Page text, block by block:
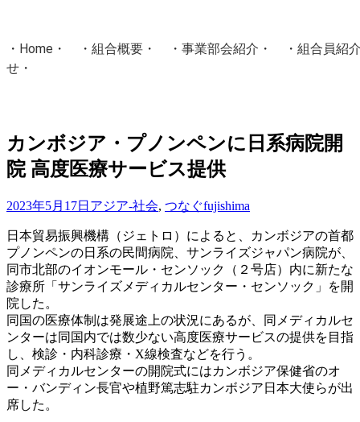
・ Home ・ ・ 組合概要 ・ ・ 事業部会紹介 ・ ・ 組合員紹
せ ・
国土交通省・経済産業省・農林水産省・厚生労働省 認可
カンボジア・プノンペンに日系病院開
院 高度医療サービス提供
2023年5月17日 アジア-社会, つなぐfujishima
日本貿易振興機構（ジェトロ）によると、カンボジアの首都
プノンペンの日系の民間病院、サンライズジャパン病院が、
同市北部のイオンモール・センソック（２号店）内に新たな
診療所「サンライズメディカルセンター・センソック」を開
院した。
同国の医療体制は発展途上の状況にあるが、同メディカルセ
ンターは同国内では数少ない高度医療サービスの提供を目指
し、検診・内科診療・X線検査などを行う。
同メディカルセンターの開院式にはカンボジア保健省のオ
ー・バンディン長官や植野篤志駐カンボジア日本大使らが出
席した。